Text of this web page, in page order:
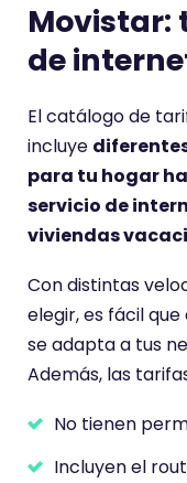
Movistar:
de
El catálogo de
incluye
para tu hogar
servicio de
viviendas
Con distintas
elegir, es fácil
se adapta a tus
Además, las
No tienen
Incluyen el